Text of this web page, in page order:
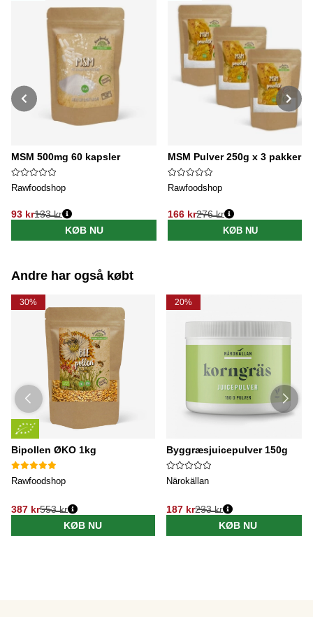
MSM 500mg 60 kapsler
Rawfoodshop
93 kr
Normalpris:
133 kr
KØB NU
MSM Pulver 250g x 3 pakker
Rawfoodshop
166 kr
Normalpris:
276 kr
KØB NU
Andre har også købt
30%
Bipollen ØKO 1kg
Rawfoodshop
387 kr553 kr
KØB NU
20%
Byggræsjuicepulver 150g
Närokällan
187 kr233 kr
KØB NU